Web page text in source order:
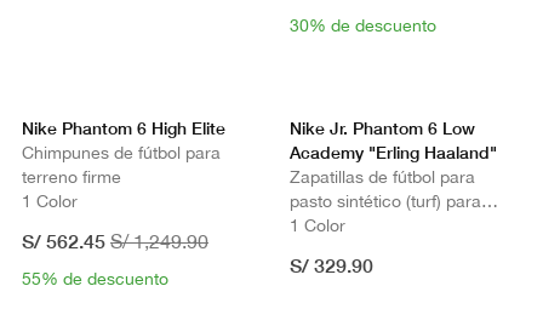
30% de descuento
Nike Phantom 6 High Elite
Chimpunes de fútbol para
terreno firme
1 Color
S/ 562.45 S/ 1,249.90
55% de descuento
Nike Jr. Phantom 6 Low
Academy "Erling Haaland"
Zapatillas de fútbol para
pasto sintético (turf) para
niños grandes
1 Color
S/ 329.90